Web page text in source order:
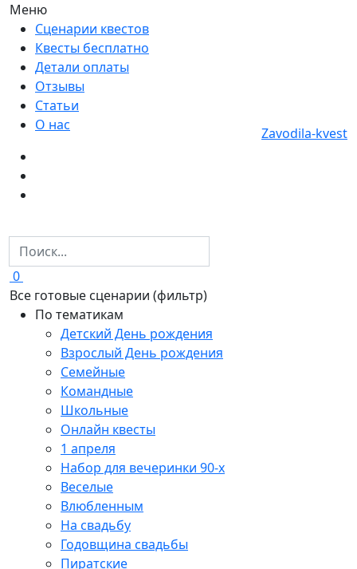
Меню
Сценарии квестов
Квесты бесплатно
Детали оплаты
Отзывы
Статьи
О нас
Zavodila-kvest
0
Все готовые сценарии (фильтр)
По тематикам
Детский День рождения
Взрослый День рождения
Семейные
Командные
Школьные
Онлайн квесты
1 апреля
Набор для вечеринки 90-х
Веселые
Влюбленным
На свадьбу
Годовщина свадьбы
Пиратские